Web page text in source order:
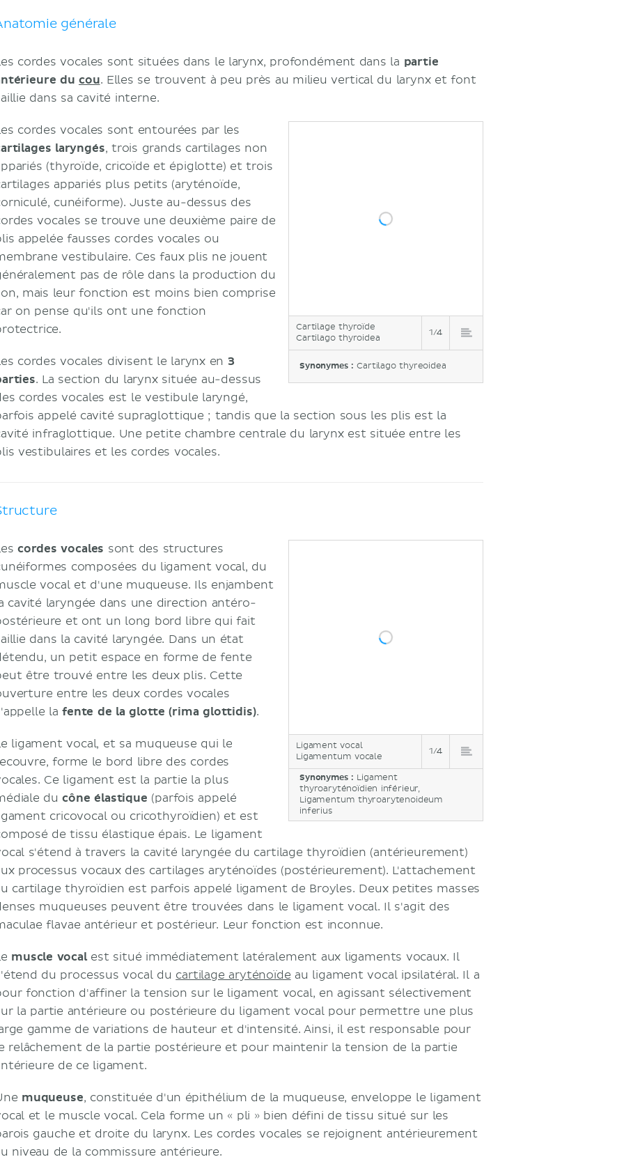
Phonation
et de la fente de la glotte
Tension et relâchement des cordes vocales
Action du sphincter inspiratoire des cordes vocales
Effort de clôture
Innervation et vascularisation
Notes cliniques
Laryngite
Sources
générale
cordes vocales sont situées dans le larynx, profondément dans la partie
du cou. Elles se trouvent à peu près au milieu vertical du larynx et font
dans sa cavité interne.
Cartilage thyroïde
Cartilago thyroidea
1/4
Synonymes :Cartilago thyreoidea
cordes vocales sont entourées par les
laryngés, trois grands cartilages non
(thyroïde, cricoïde et épiglotte) et trois
appariés plus petits (aryténoïde,
cunéiforme). Juste au-dessus des
vocales se trouve une deuxième paire de
appelée fausses cordes vocales ou
vestibulaire. Ces faux plis ne jouent
pas de rôle dans la production du
mais leur fonction est moins bien comprise
on pense qu'ils ont une fonction
cordes vocales divisent le larynx en 3
. La section du larynx située au-dessus
cordes vocales est le vestibule laryngé,
appelé cavité supraglottique ; tandis que la section sous les plis est la
infraglottique. Une petite chambre centrale du larynx est située entre les
vestibulaires et les cordes vocales.
Ligament vocal
Ligamentum vocale
1/4
Synonymes : Ligament
thyroaryténoïdien inférieur,
Ligamentum thyroarytenoideum
inferius
cordes vocales sont des structures
composées du ligament vocal, du
vocal et d'une muqueuse. Ils enjambent
cavité laryngée dans une direction antéro-
et ont un long bord libre qui fait
dans la cavité laryngée. Dans un état
un petit espace en forme de fente
être trouvé entre les deux plis. Cette
entre les deux cordes vocales
lafente de la glotte (rima glottidis).
ligament vocal, et sa muqueuse qui le
forme le bord libre des cordes
Ce ligament est la partie la plus
ducône élastique (parfois appelé
cricovocal ou cricothyroïdien) et est
de tissu élastique épais. Le ligament
s'étend à travers la cavité laryngée du cartilage thyroïdien (antérieurement)
processus vocaux des cartilages aryténoïdes (postérieurement). L'attachement
cartilage thyroïdien est parfois appelé ligament de Broyles. Deux petites masses
muqueuses peuvent être trouvées dans le ligament vocal. Il s'agit des
flavae antérieur et postérieur. Leur fonction est inconnue.
muscle vocalest situé immédiatement latéralement aux ligaments vocaux. Il
du processus vocal du cartilage aryténoïde au ligament vocal ipsilatéral. Il a
fonction d'affiner la tension sur le ligament vocal, en agissant sélectivement
la partie antérieure ou postérieure du ligament vocal pour permettre une plus
gamme de variations de hauteur et d'intensité. Ainsi, il est responsable pour
relâchement de la partie postérieure et pour maintenir la tension de la partie
de ce ligament.
muqueuse, constituée d'un épithélium de la muqueuse, enveloppe le ligament
et le muscle vocal. Cela forme un « pli » bien défini de tissu situé sur les
gauche et droite du larynx. Les cordes vocales se rejoignent antérieurement
niveau de la commissure antérieure.